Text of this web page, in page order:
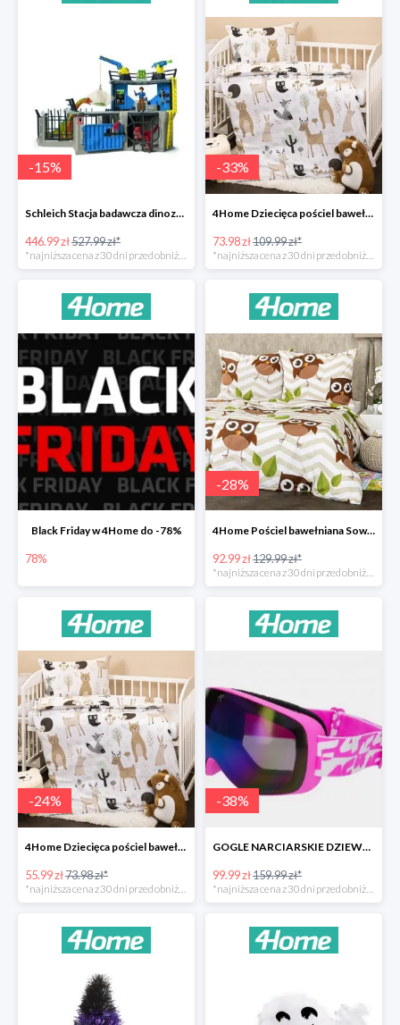
-15%
Schleich Stacja badawcza dinozaurów -15%
446.99 zł527.99 zł*
*najniższa cena z 30 dni przed obniżką
-33%
4Home Dziecięca pościel bawełniana do łóżeczka Nordic Friends -33%
73.98 zł109.99 zł*
*najniższa cena z 30 dni przed obniżką
Black Friday w 4Home do -78%
78%
-28%
4Home Pościel bawełniana Sowy -28%
92.99 zł129.99 zł*
-24%
4Home Dziecięca pościel bawełniana do łóżeczka Nordic Friends -24%
55.99 zł73.98 zł*
-38%
GOGLE NARCIARSKIE DZIEWCZĘCE -37%
99.99 zł159.99 zł*